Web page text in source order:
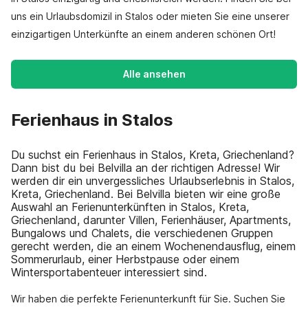
uns ein Urlaubsdomizil in Stalos oder mieten Sie eine unserer
einzigartigen Unterkünfte an einem anderen schönen Ort!
Alle ansehen
Ferienhaus in Stalos
Du suchst ein Ferienhaus in Stalos, Kreta, Griechenland?
Dann bist du bei Belvilla an der richtigen Adresse! Wir
werden dir ein unvergessliches Urlaubserlebnis in Stalos,
Kreta, Griechenland. Bei Belvilla bieten wir eine große
Auswahl an Ferienunterkünften in Stalos, Kreta,
Griechenland, darunter Villen, Ferienhäuser, Apartments,
Bungalows und Chalets, die verschiedenen Gruppen
gerecht werden, die an einem Wochenendausflug, einem
Sommerurlaub, einer Herbstpause oder einem
Wintersportabenteuer interessiert sind.
Wir haben die perfekte Ferienunterkunft für Sie. Suchen Sie